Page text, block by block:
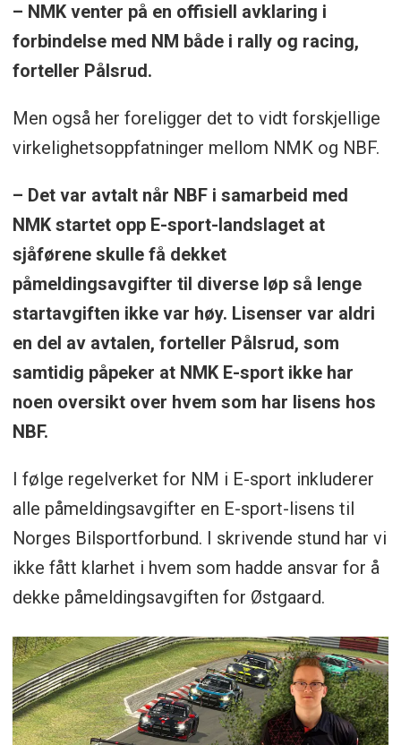
– NMK venter på en offisiell avklaring i
forbindelse med NM både i rally og racing,
forteller Pålsrud.
Men også her foreligger det to vidt forskjellige
virkelighetsoppfatninger mellom NMK og NBF.
– Det var avtalt når NBF i samarbeid med
NMK startet opp E-sport-landslaget at
sjåførene skulle få dekket
påmeldingsavgifter til diverse løp så lenge
startavgiften ikke var høy. Lisenser var aldri
en del av avtalen, forteller Pålsrud, som
samtidig påpeker at NMK E-sport ikke har
noen oversikt over hvem som har lisens hos
NBF.
I følge regelverket for NM i E-sport inkluderer
alle påmeldingsavgifter en E-sport-lisens til
Norges Bilsportforbund. I skrivende stund har vi
ikke fått klarhet i hvem som hadde ansvar for å
dekke påmeldingsavgiften for Østgaard.